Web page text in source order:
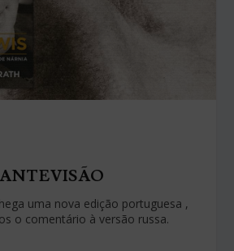
ANTEVISÃO
uma nova edição portuguesa ,
o comentário à versão russa.